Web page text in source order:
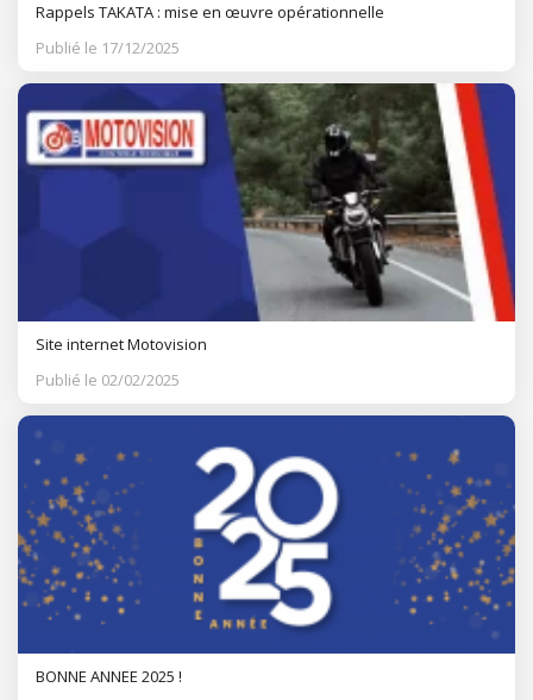
Rappels TAKATA : mise en œuvre opérationnelle
Publié le 17/12/2025
Site internet Motovision
Publié le 02/02/2025
BONNE ANNEE 2025 !